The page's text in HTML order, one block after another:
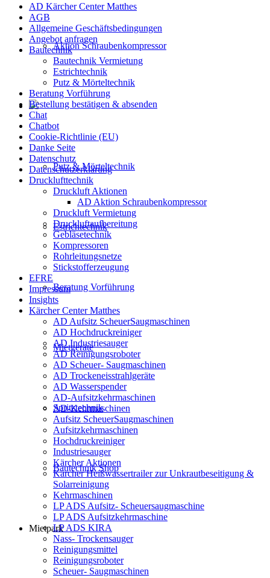
Aktion Schraubenkompressor
Putz & Mörteltechnik
Estrichtechnik
Beratung Vorführung
Mietgeräte
Spritztechnik
Bautechnik Shop
Mietpark
AD Kärcher Center Matthes
AGB
Allgemeine Geschäftsbedingungen
Angebot anfragen
Bautechnik
Bautechnik Vermietung
Estrichtechnik
Putz & Mörteltechnik
Beratung Vorführung
Bestellung bestätigen & absenden
Chat
Chatbot
Cookie-Richtlinie (EU)
Danke Seite
Datenschutz
Datenschutzerklärung
Drucklufttechnik
Druckluft Aktionen
AD Aktion Schraubenkompressor
Druckluft Vermietung
Druckluftaufbereitung
Gebläsetechnik
Kompressoren
Rohrleitungsnetze
Stickstofferzeugung
EFRE
Impressum
Insights
Kärcher Center Matthes
AD Aufsitz ScheuerSaugmaschinen
AD Hochdruckreiniger
AD Industriesauger
AD Reinigungsroboter
AD Scheuer- Saugmaschinen
AD Trockeneisstrahlgeräte
AD Wasserspender
AD-Aufsitzkehrmaschinen
AD-Kehrmaschinen
Aufsitz ScheuerSaugmaschinen
Aufsitzkehrmaschinen
Hochdruckreiniger
Industriesauger
Kärcher Aktionen
Kärcher Heißwassertrailer zur Unkrautbeseitigung &
Solarreinigung
Kehrmaschinen
LP ADS Aufsitz- Scheuersaugmaschine
LP ADS Aufsitzkehrmaschine
LP ADS KIRA
Nass- Trockensauger
Reinigungsmittel
Reinigungsroboter
Scheuer- Saugmaschinen